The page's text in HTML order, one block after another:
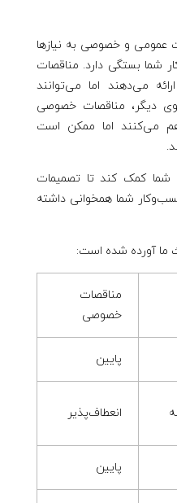
عمومی و خصوصی به نیازها
شما بستگی دارد. مناقصات
می‌دهند اما می‌توانند
دیگر، مناقصات خصوصی
می‌کنند اما ممکن است
شما کمک کند تا تصمیمات
شما همخوانی داشته
ما آورده شده است:
مناقصات
خصوصی
پایین
انعطاف‌پذیر
پایین